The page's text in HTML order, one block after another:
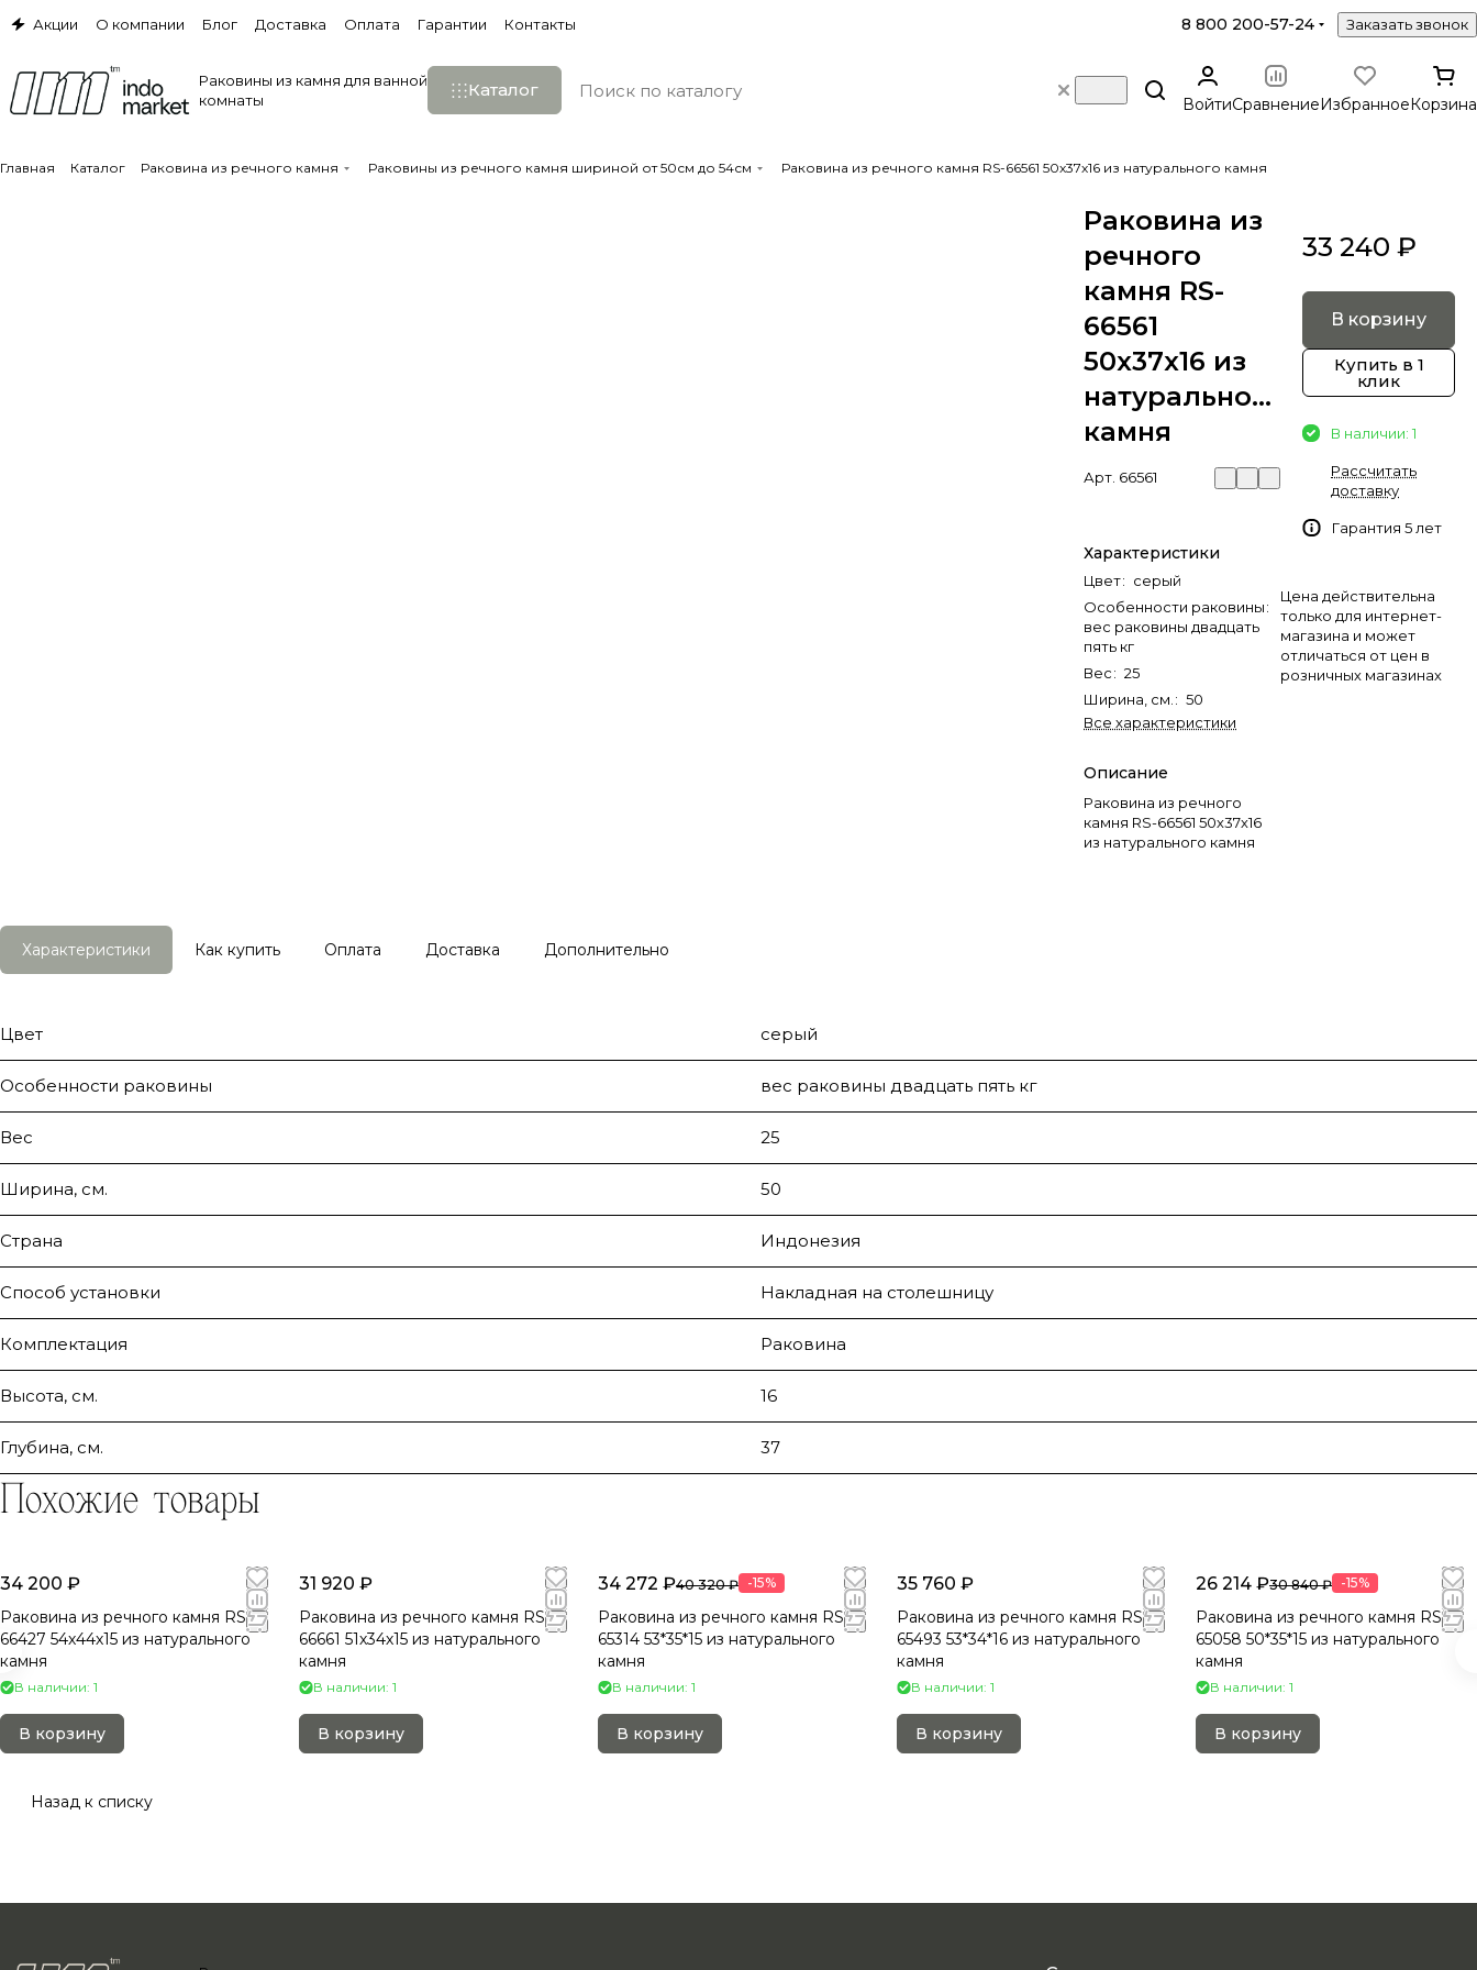
Акции О компании Блог Доставка Оплата Гарантии Контакты 8 800 200-57-24 Заказать звонок
Раковины из камня для ванной
комнаты
Каталог
ВойтиСравнениеИзбранноеКорзина
Главная Каталог Раковина из речного камня Раковины из речного камня шириной от 50см до 54см Раковина из речного камня RS-66561 50х37х16 из натурального камня
Раковина из
речного
камня RS-
66561
50х37х16 из
натурального
камня
Арт. 66561
Характеристики
Цвет: серый
Особенности раковины:
вес раковины двадцать
пять кг
Вес: 25
Ширина, см. : 50
Все характеристики
Описание
Раковина из речного
камня RS-66561 50х37х16
из натурального камня
33 240 ₽
В корзину
Купить в 1
клик
В наличии: 1
Рассчитать
доставку
Гарантия 5 лет
Цена действительна
только для интернет-
магазина и может
отличаться от цен в
розничных магазинах
Характеристики Как купить Оплата Доставка Дополнительно
Цвет серый
Особенности раковины вес раковины двадцать пять кг
Вес 25
Ширина, см. 50
Страна Индонезия
Способ установки Накладная на столешницу
Комплектация Раковина
Высота, см. 16
Глубина, см. 37
Похожие товары
34 200 ₽
Раковина из речного камня RS-
66427 54х44х15 из натурального
камня
В наличии: 1
В корзину
31 920 ₽
Раковина из речного камня RS-
66661 51х34х15 из натурального
камня
В наличии: 1
В корзину
34 272 ₽40 320 ₽ -15%
Раковина из речного камня RS-
65314 53*35*15 из натурального
камня
В наличии: 1
В корзину
35 760 ₽
Раковина из речного камня RS-
65493 53*34*16 из натурального
камня
В наличии: 1
В корзину
26 214 ₽30 840 ₽ -15%
Раковина из речного камня RS-
65058 50*35*15 из натурального
камня
В наличии: 1
В корзину
Назад к списку